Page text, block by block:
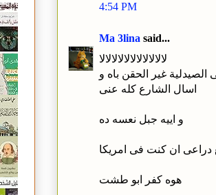
4:54 PM
Ma 3lina said...
لالالالالالالالالالالا
غير الحقن باه و
اسال الشارع كله عنى
و اييه جبل نعسه ده
دراعى ان كنت فى امريكا
هوه كفر ابو طشت